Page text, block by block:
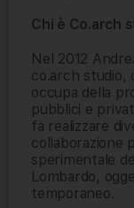
Chi è Co.arch
Nel 2012
co.arch studio,
occupa della
pubblici e
fa realizzare
collaborazione
sperimentale
Lombardo,
temporaneo.